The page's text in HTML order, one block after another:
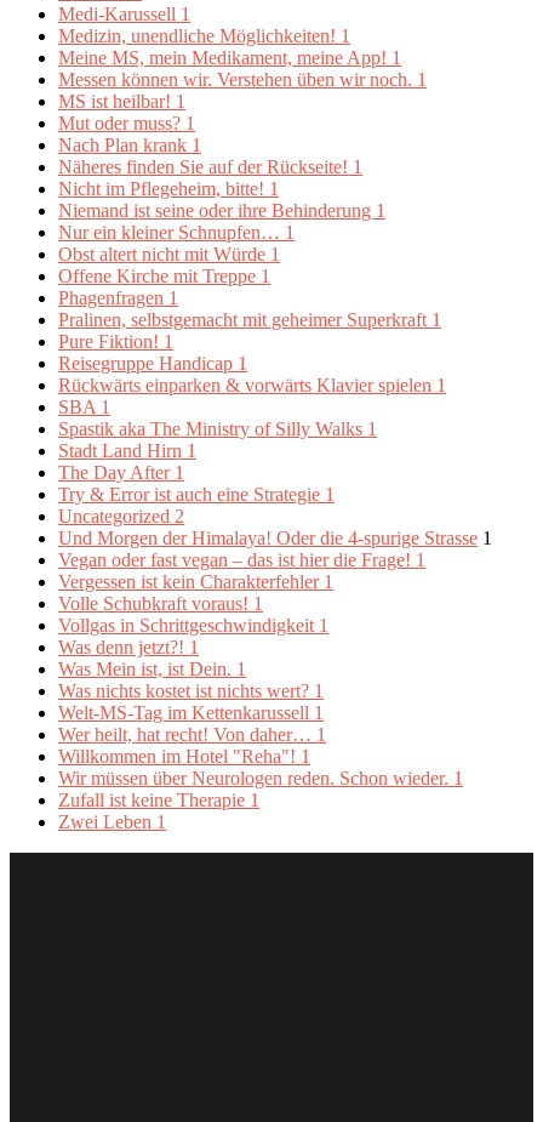
Medi-Karussell 1
Medizin, unendliche Möglichkeiten! 1
Meine MS, mein Medikament, meine App! 1
Messen können wir. Verstehen üben wir noch. 1
MS ist heilbar! 1
Mut oder muss? 1
Nach Plan krank 1
Näheres finden Sie auf der Rückseite! 1
Nicht im Pflegeheim, bitte! 1
Niemand ist seine oder ihre Behinderung 1
Nur ein kleiner Schnupfen… 1
Obst altert nicht mit Würde 1
Offene Kirche mit Treppe 1
Phagenfragen 1
Pralinen, selbstgemacht mit geheimer Superkraft 1
Pure Fiktion! 1
Reisegruppe Handicap 1
Rückwärts einparken & vorwärts Klavier spielen 1
SBA 1
Spastik aka The Ministry of Silly Walks 1
Stadt Land Hirn 1
The Day After 1
Try & Error ist auch eine Strategie 1
Uncategorized 2
Und Morgen der Himalaya! Oder die 4-spurige Strasse 1
Vegan oder fast vegan – das ist hier die Frage! 1
Vergessen ist kein Charakterfehler 1
Volle Schubkraft voraus! 1
Vollgas in Schrittgeschwindigkeit 1
Was denn jetzt?! 1
Was Mein ist, ist Dein. 1
Was nichts kostet ist nichts wert? 1
Welt-MS-Tag im Kettenkarussell 1
Wer heilt, hat recht! Von daher… 1
Willkommen im Hotel "Reha"! 1
Wir müssen über Neurologen reden. Schon wieder. 1
Zufall ist keine Therapie 1
Zwei Leben 1